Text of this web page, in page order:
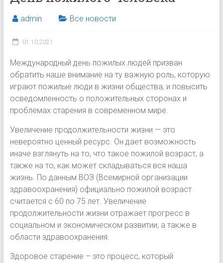
admin Все новости
01.10.2021
Международный день пожилых людей призван
обратить наше внимание на ту важную роль, которую
играют пожилые люди в жизни общества, и повысить
осведомленность о положительных сторонах и
проблемах старения в современном мире.
Увеличение продолжительности жизни — это
невероятно ценный ресурс. Он дает возможность
иначе взглянуть на то, что такое пожилой возраст, а
также на то, как может складываться вся наша
жизнь. По данным ВОЗ (Всемирной организации
здравоохранения) официально пожилой возраст
считается с 60 по 75 лет. Увеличение
продолжительности жизни отражает прогресс в
социальном и экономическом развитии, а также в
области здравоохранения.
Здоровое старение – это процесс, который